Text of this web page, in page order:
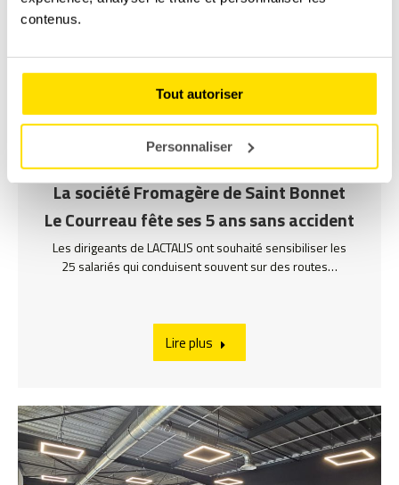
contenus.
Tout autoriser
Personnaliser
La société Fromagère de Saint Bonnet
Le Courreau fête ses 5 ans sans accident
Les dirigeants de LACTALIS ont souhaité sensibiliser les
25 salariés qui conduisent souvent sur des routes…
Lire plus